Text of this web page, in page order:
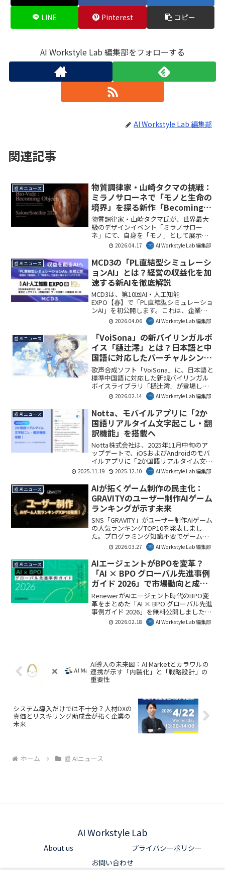
LINE Pinterest コピー
AI Workstyle Lab 編集部をフォローする
AI Workstyle Lab 編集部
関連記事
📰 AIニュース
物質調律家・山崎タクマの挑戦：
ミラノサローネで「モノと生命の
境界」を探る新作「Becoming
Object」とは？
物質調律家・山崎タクマ氏が、世界最大
級のデザインイベント「ミラノサロー
ネ」にて、自身を「モノ」として展示す
る新作「Bio-Vide : Becoming Object」を
発表しました。この挑戦は、人間と物
質、そして生命の境界を問い直し、AI時
代における存在認識に新たな視点をもた
らします。AI Workstyle Lab編集部として
は、デザインと哲学が交差するこの試み
が、未来の働き方や創造性にも影響を与
える可能性に注目しています。
2026.04.17 AI Workstyle Lab 編集部
📰 AIニュース
MCD3の「PL直結型シミュレーシ
ョンAI」とは？経営の収益化を加
速する新AIを徹底解説
MCD3は、第10回AI・人工知能
EXPO【春】で「PL直結型シミュレーショ
ンAI」を初公開します。これは、企業の
経営判断を高度化し、投資や物流最適化
を通じて直接的な収益創出を目指すもの
です。DXの「踊り場」を打破し、AIを収
益に繋げる実践的な活用が期待されま
す。AI Workstyle Lab編集部としては、今
後の企業DXにおけるAI活用の方向性を示
す重要な発表と見ています。
2026.04.06 AI Workstyle Lab 編集部
📰 AIニュース
「VoiSona」の新バイリンガルボ
イス「樋辻澪」とは？日本語と中
国語に対応したバーチャルシンガ
ーの魅力と活用法を解説
歌声合成ソフト「VoiSona」に、日本語と
標準中国語に対応した新規バイリンガル
ボイスライブラリ「樋辻澪」が登場しま
す。2026年6月6日のリリースに先立ち、
パッケージ版の予約が開始されました。
多様な表現力を持つバーチャルシンガー
「樋辻澪」の詳細と、そのビジネス活用
への可能性を解説します。
2026.02.14 AI Workstyle Lab 編集部
📰 AIニュース
Notta、モバイルアプリに「2か
国語リアルタイム文字起こし・翻
訳機能」を搭載へ
Notta株式会社は、2025年11月中旬のア
ップデートで、iOSおよびAndroidのモバ
イルアプリに「2か国語リアルタイム文字
起こし・翻訳機能」を実装すると発表し
ました。これにより、多言語での会話を
スマートフォンでリアルタイムにテキス
ト化し、言語の壁を越えたコミュニケー
ションを支援します。
2025.11.19 2025.12.10 AI Workstyle Lab 編集部
📰 AIニュース
AIが拓くゲーム制作の民主化：
GRAVITYのユーザー制作AIゲーム
ランキングが示す未来
SNS「GRAVITY」がユーザー制作AIゲーム
の人気ランキングTOP10を発表しまし
た。プログラミング知識不要でゲーム制
作ができる「Game Creator」機能によ
り、ゲームを「作る」文化が加速してい
ます。これはAIが個人の創造性を高め、
ビジネスや趣味の領域で新たな価値を生
み出す可能性を示唆しています。AI
Workstyle Lab編集部としても、創造性民
主化の動きとして注目しています。
2026.03.27 AI Workstyle Lab 編集部
📰 AIニュース
AIエージェントがBPOを変革？
「AI × BPO グローバル先進事例
ガイド 2026」で市場動向と成功
事例を徹底解説
RenewerがAIエージェント時代のBPO変
革をまとめた「AI × BPO グローバル先進
事例ガイド 2026」を無料公開しました。
このガイドは、急成長するAI×BPO市場
の動向や海外の先進事例を網羅してお
ける具体的な指針となる一冊として注目
しています。
2026.02.18 AI Workstyle Lab 編集部
AI導入の未来図：AI Marketとカラワルの
連携が示す「内製化」と「戦略設計」の
重要性
システム導入だけでは不十分？人材DXの
真価とリスキリング助成金が拓く企業の
未来
ホーム 📰 AIニュース
AI Workstyle Lab
About us
プライバシーポリシー
お問い合わせ